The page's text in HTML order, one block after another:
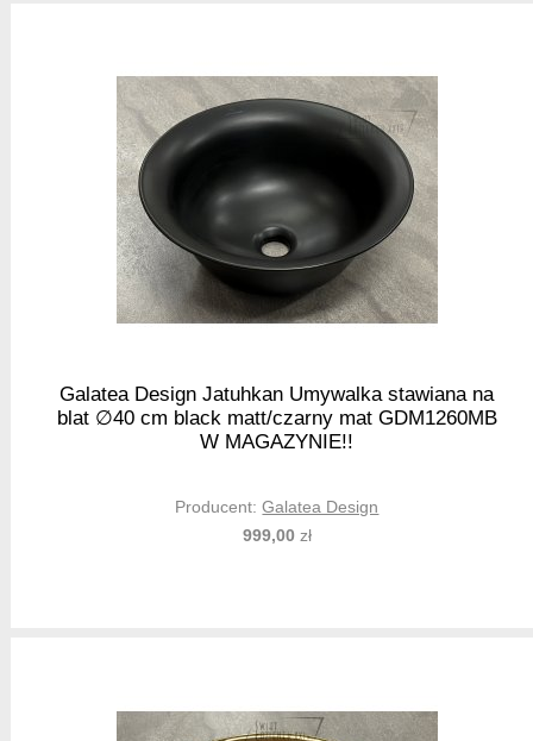
Galatea Design Jatuhkan Umywalka stawiana na
blat ∅40 cm black matt/czarny mat GDM1260MB
W MAGAZYNIE!!
Producent:Galatea Design
999,00zł